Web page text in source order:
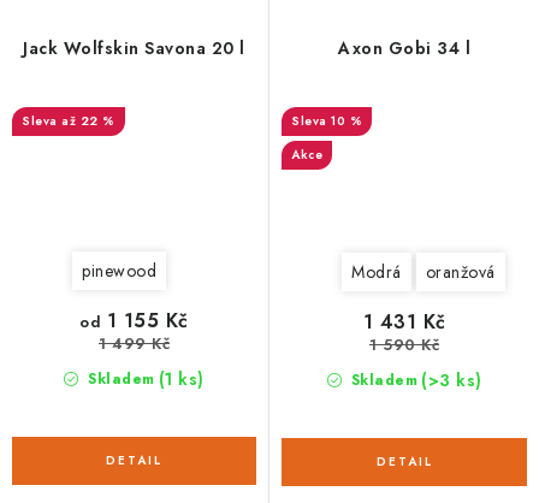
Jack Wolfskin Savona 20 l
až 22 %
pinewood
Skladem (1 ks)
od 1 155 Kč
1 499 Kč
Axon Gobi 34 l
10 %
Akce
Modrá oranžová
Skladem (>3 ks)
1 431 Kč
1 590 Kč